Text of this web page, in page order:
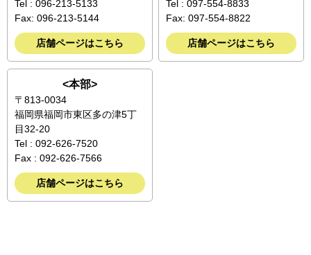
Tel : 096-213-5133
Fax: 096-213-5144
店舗ページはこちら
Tel : 097-554-8833
Fax: 097-554-8822
店舗ページはこちら
<本部>
〒813-0034
福岡県福岡市東区多の津5丁
目32-20
Tel : 092-626-7520
Fax : 092-626-7566
店舗ページはこちら